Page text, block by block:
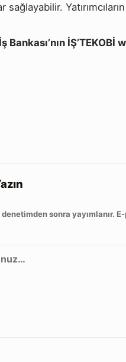
sağlayabilir.
Bankası’nın
sonra yayımlanır.